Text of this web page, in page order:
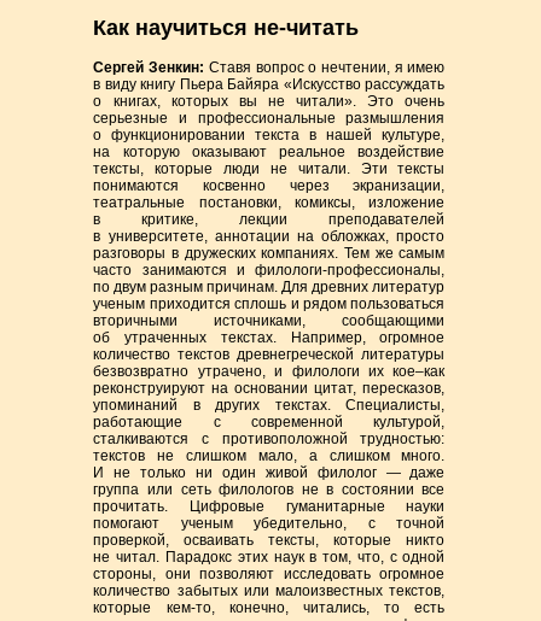
Как научиться не-читать
Сергей Зенкин: Ставя вопрос о нечтении, я имею
в виду книгу Пьера Байяра «Искусство рассуждать
о книгах, которых вы не читали». Это очень
серьезные и профессиональные размышления
о функционировании текста в нашей культуре,
на которую оказывают реальное воздействие
тексты, которые люди не читали. Эти тексты
понимаются косвенно через экранизации,
театральные постановки, комиксы, изложение
в критике, лекции преподавателей
в университете, аннотации на обложках, просто
разговоры в дружеских компаниях. Тем же самым
часто занимаются ифилологи-профессионалы,
по двум разным причинам. Для древних литератур
ученым приходится сплошь и рядом пользоваться
вторичными источниками, сообщающими
об утраченных текстах. Например, огромное
количество текстов древнегреческой литературы
безвозвратно утрачено, и филологи ихкое–как
реконструируют на основании цитат, пересказов,
упоминаний в других текстах. Специалисты,
работающие с современной культурой,
сталкиваются с противоположной трудностью:
текстов не слишком мало, а слишком много.
И не только ни один живой филолог — даже
группа или сеть филологов не в состоянии все
прочитать. Цифровые гуманитарные науки
помогают ученым убедительно, с точной
проверкой, осваивать тексты, которые никто
не читал. Парадокс этих наук в том, что, с одной
стороны, они позволяют исследовать огромное
количество забытых или малоизвестных текстов,
которые кем-то, конечно, читались, то есть